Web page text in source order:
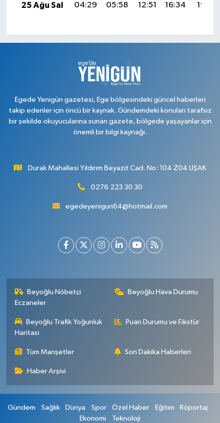
25 Ağu Sal
04:29 05:58 12:51 16:34 19:33
Egede Yenigün gazetesi, Ege bölgesindeki güncel haberleri
takip edenler için öncü bir kaynak. Gündemdeki konuları tarafsız
bir şekilde okuyucularına sunan gazete, bölgede yaşayanlar için
önemli bir bilgi kaynağı.
Durak Mahallesi Yıldırım Beyazıt Cad. No: 104 Z04 UŞAK
0276 223 30 30
egedeyenigun64@hotmail.com
Beyoğlu Nöbetçi
Eczaneler
Beyoğlu Hava Durumu
Beyoğlu Trafik Yoğunluk
Haritası
Puan Durumu ve Fikstür
Tüm Manşetler Son Dakika Haberleri
Haber Arşivi
Gündem Sağlık Dünya Spor Özel Haber Eğitim
Röportaj
Ekonomi
Teknoloji